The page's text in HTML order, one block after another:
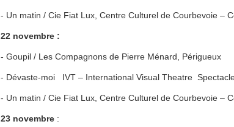
- Un matin / Cie Fiat Lux, Centre Culturel de Courbevoie –
22 novembre :
- Goupil / Les Compagnons de Pierre Ménard, Périgueux
- Dévaste-moi IVT – International Visual Theatre
- Un matin / Cie Fiat Lux, Centre Culturel de Courbevoie –
23 novembre :